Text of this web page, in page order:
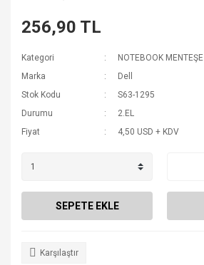
256,90 TL
Kategori
NOTEBOOK MENTEŞE
Marka
Dell
Stok Kodu
S63-1295
Durumu
2.EL
Fiyat
4,50 USD + KDV
SEPETE EKLE
Karşılaştır